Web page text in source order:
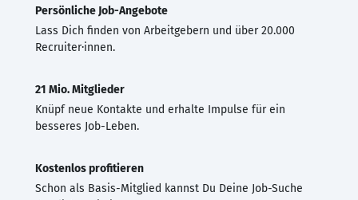
Persönliche Job-Angebote
Lass Dich finden von Arbeitgebern und über 20.000
Recruiter·innen.
21 Mio. Mitglieder
Knüpf neue Kontakte und erhalte Impulse für ein
besseres Job-Leben.
Kostenlos profitieren
Schon als Basis-Mitglied kannst Du Deine Job-Suche